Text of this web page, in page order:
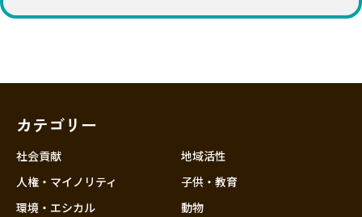
石川
近畿
カテゴリー
社会貢献
人権・マイノリティ
環境・エシカル
地域活性
子供・教育
動物